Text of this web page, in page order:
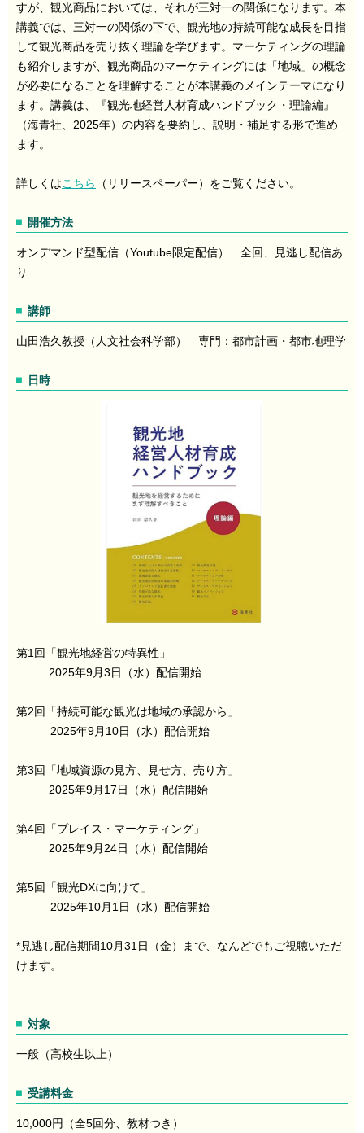
すが、観光商品においては、それが三対一の関係になります。本
講義では、三対一の関係の下で、観光地の持続可能な成長を目指
して観光商品を売り抜く理論を学びます。マーケティングの理論
も紹介しますが、観光商品のマーケティングには「地域」の概念
が必要になることを理解することが本講義のメインテーマになり
ます。講義は、『観光地経営人材育成ハンドブック・理論編』
（海青社、2025年）の内容を要約し、説明・補足する形で進め
ます。
詳しくはこちら （リリースペーパー）をご覧ください。
開催方法
オンデマンド型配信（Youtube限定配信） 全回、見逃し配信あ
り
講師
山田浩久教授（人文社会科学部） 専門：都市計画・都市地理学
日時
第1回「観光地経営の特異性」
2025年9月3日（水）配信開始
第2回「持続可能な観光は地域の承認から」
2025年9月10日（水）配信開始
第3回「地域資源の見方、見せ方、売り方」
2025年9月17日（水）配信開始
第4回「プレイス・マーケティング」
2025年9月24日（水）配信開始
第5回「観光DXに向けて」
2025年10月1日（水）配信開始
*見逃し配信期間10月31日（金）まで、なんどでもご視聴いただ
けます。
対象
一般（高校生以上）
受講料金
10,000円（全5回分、教材つき）